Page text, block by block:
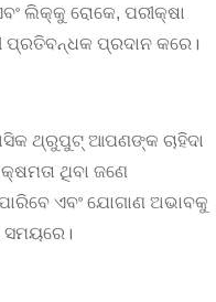
ଲିକ୍କୁ ରୋକେ, ପରୀକ୍ଷା
ପ୍ରତିବନ୍ଧକ ପ୍ରଦାନ କରେ।
ଥ୍ରୁପୁଟ୍ ଆପଣଙ୍କ ଚାହିଦା
ଥିବା ଜଣେ
ଏବଂ ଯୋଗାଣ ଅଭାବକୁ
ସମୟରେ।